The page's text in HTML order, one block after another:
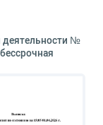
деятельности №